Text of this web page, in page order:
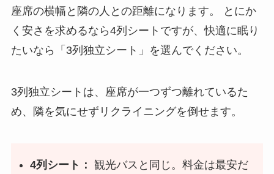
座席の横幅と隣の人との距離になります。 とにか
く安さを求めるなら4列シートですが、快適に眠り
たいなら「3列独立シート」を選んでください。
3列独立シートは、座席が一つずつ離れているた
め、隣を気にせずリクライニングを倒せます。
4列シート： 観光バスと同じ。料金は最安だ